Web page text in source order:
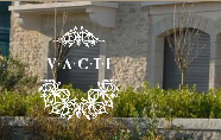
Passer
au
contenu